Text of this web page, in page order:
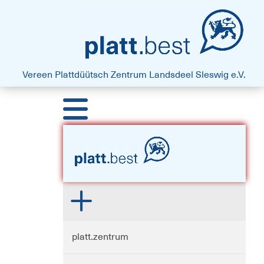
platt.best - Drift vun Harten
Vereen Plattdüütsch Zentrum Landsdeel Sleswig e.V.
platt.zentrum